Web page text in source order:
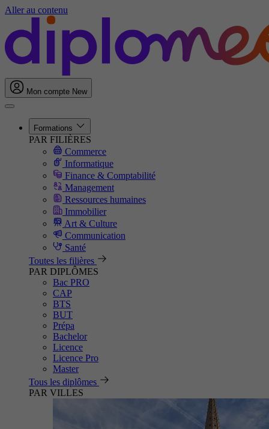
Aller au contenu
Mon compte New
Formations
PAR FILIÈRES
Commerce
Informatique
Finance & Comptabilité
Management
Ressources humaines
Immobilier
Art & Culture
Communication
Santé
Toutes les filières
PAR DIPLÔMES
Bac PRO
CAP
BTS
BUT
Prépa
Bachelor
Licence
Licence Pro
Master
Tous les diplômes
PAR VILLES